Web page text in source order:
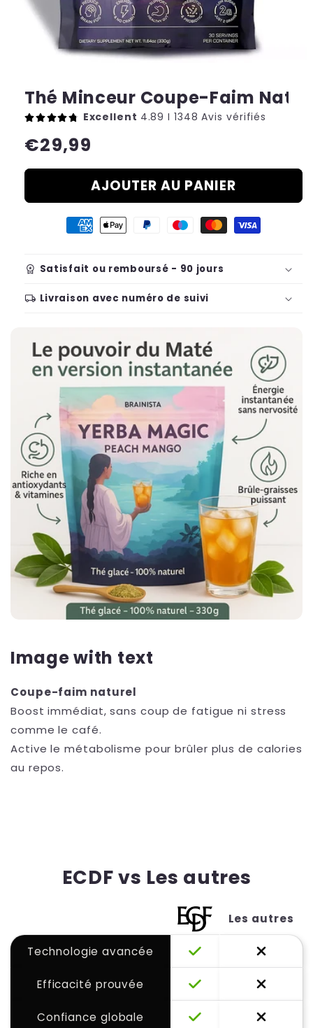
Thé Minceur Coupe-Faim
Excellent 4.89 I 1348 Avis vérifiés
Prix
habituel
€29,99
AJOUTER AU PANIER
workspace_premium Satisfait ou remboursé - 90 jours
local_shipping Livraison avec numéro de suivi
Image with text
Coupe-faim naturel
Boost immédiat, sans coup de fatigue ni stress
comme le café.
Active le métabolisme pour brûler plus de calories
au repos.
ECDF vs Les autres
Les autres
Technologie avancée
Efficacité prouvée
Confiance globale